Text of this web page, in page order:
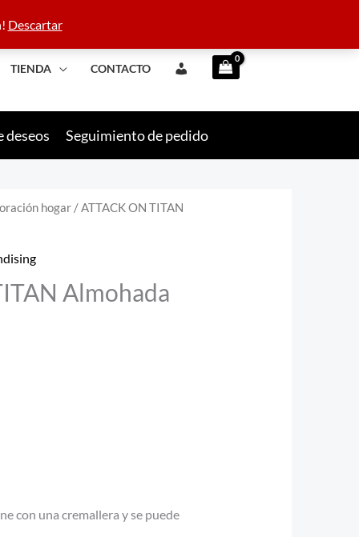
Descartar
TIENDA CONTACTO
deseos Seguimiento de pedido
hogar/ ATTACK ON TITAN
Almohada
con una cremallera y se puede